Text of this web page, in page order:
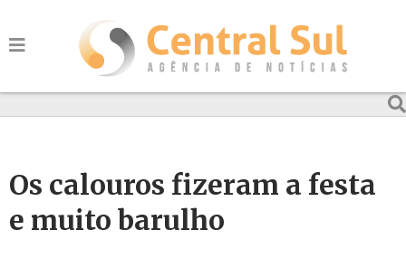
Os calouros fizeram a festa
e muito barulho